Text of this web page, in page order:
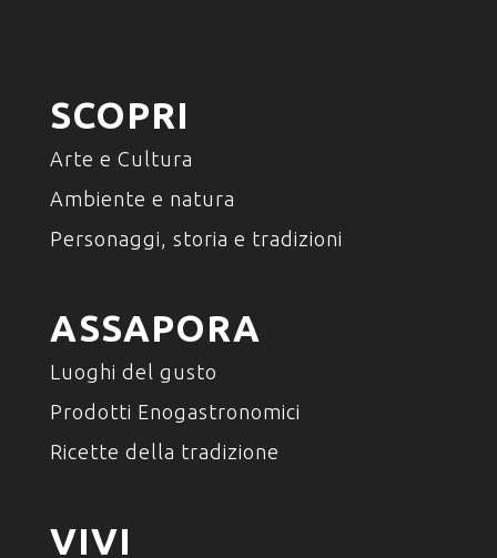
SCOPRI
Arte e Cultura
Ambiente e natura
Personaggi, storia e tradizioni
ASSAPORA
Luoghi del gusto
Prodotti Enogastronomici
Ricette della tradizione
VIVI